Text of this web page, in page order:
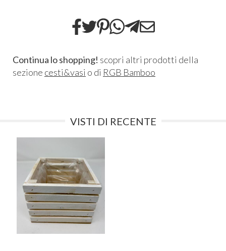
Continua lo shopping! scopri altri prodotti della
sezione cesti&vasi o di RGB Bamboo
VISTI DI RECENTE